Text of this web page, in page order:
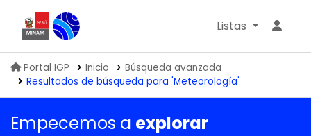
Biblioteca IGP
Listas
Portal IGP Inicio
Búsqueda avanzada
Resultados de búsqueda para 'Meteorología'
Empecemos a explorar